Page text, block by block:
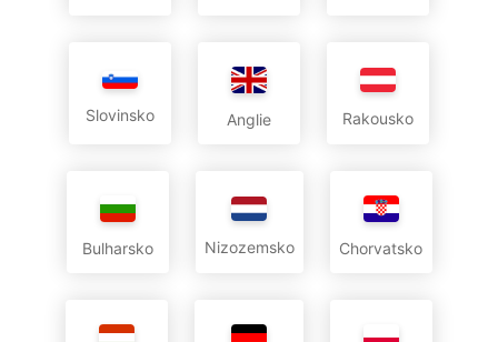
Slovinsko Anglie Rakousko
Bulharsko Nizozemsko Chorvatsko